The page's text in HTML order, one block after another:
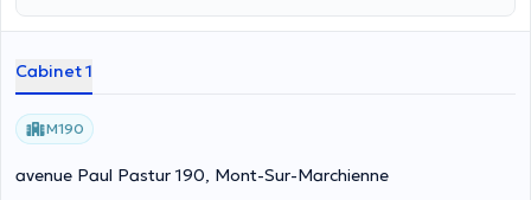
Cabinet 1
M190
avenue Paul Pastur 190, Mont-Sur-Marchienne